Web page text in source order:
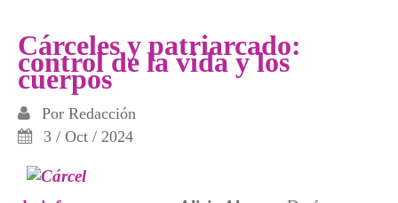
Cárceles y patriarcado:
control de la vida y los
cuerpos
Por Redacción
3 / Oct / 2024